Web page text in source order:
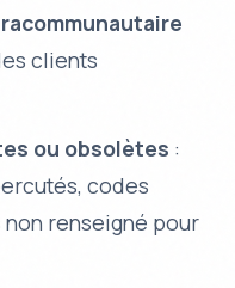
clients
ou obsolètes :
codes
non renseigné pour